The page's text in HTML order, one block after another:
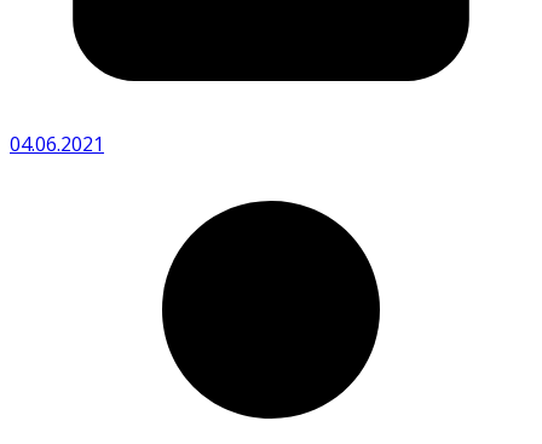
04.06.2021